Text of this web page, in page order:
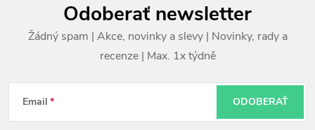
ä
Odoberať newsletter
Email ODOBERAŤ